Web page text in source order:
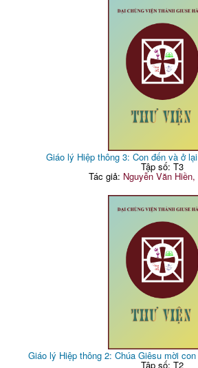
Giáo lý Hiệp thông 3: Con đến và ở
Tập số: T3
Tác giả: Nguyễn Văn
Giáo lý Hiệp thông 2: Chúa Giêsu mời
Tập số: T2